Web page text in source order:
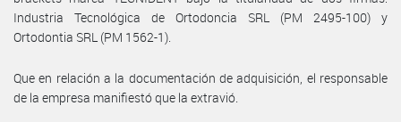
Industria Tecnológica de Ortodoncia SRL (PM 2495-100) y
Ortodontia SRL (PM 1562-1).
Que en relación a la documentación de adquisición, el responsable
de la empresa manifiestó que la extravió.